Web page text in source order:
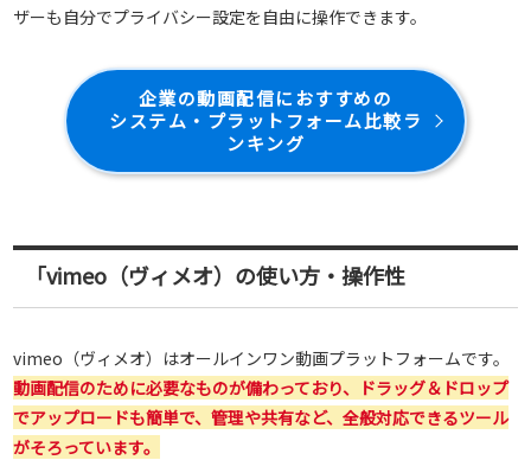
ザーも自分でプライバシー設定を自由に操作できます。
企業の動画配信におすすめの
システム・プラットフォーム比較ラ
ンキング
「vimeo（ヴィメオ）の使い方・操作性
vimeo（ヴィメオ）はオールインワン動画プラットフォームです。
動画配信のために必要なものが備わっており、ドラッグ＆ドロップ
でアップロードも簡単で、管理や共有など、全般対応できるツール
がそろっています。